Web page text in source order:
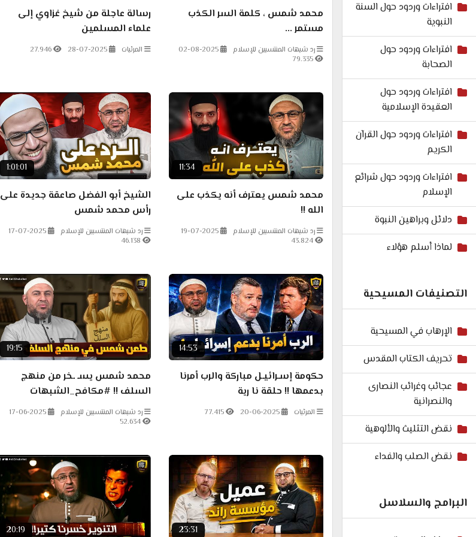
افتراءات وردود حول السنة
النبوية
افتراءات وردود حول
الصحابة
افتراءات وردود حول
العقيدة الإسلامية
افتراءات وردود حول القرآن
الكريم
افتراءات وردود حول شرائع
الإسلام
دلائل وبراهين النبوة
لماذا أسلم هؤلاء
التصنيفات المسيحية
الإرهاب في المسيحية
تحريف الكتاب المقدس
عجائب وغرائب النصارى
والنصرانية
نقض التثليث والألوهية
نقض الصلب والفداء
البرامج والسلاسل
محمد شمس ، كلمة السر الكذب
مستمر ...
رد شبهات المنتسبين للإسلام
02-08-2025
79.335
رسالة عاجلة من شيخ غزاوي إلى
علماء المسلمين
المرئيات 28-07-2025
27.946
11:34
محمد شمس يعترف أنه يكذب على
الله !!
رد شبهات المنتسبين للإسلام
19-07-2025
43.824
1:01:01
الشيخ أبو الفضل صاعقة جديدة على
رأس محمد شمس
رد شبهات المنتسبين للإسلام
17-07-2025
46.138
14:53
حكومة إسـرائيـل مباركة والرب أمرنا
بدعمها !! حلقة نا رية
المرئيات 20-06-2025
77.415
19:15
محمد شمس يسـ ـخر من منهج
السلف !! #مكافح_الشبهات
رد شبهات المنتسبين للإسلام
17-06-2025
52.634
23:31
20:19